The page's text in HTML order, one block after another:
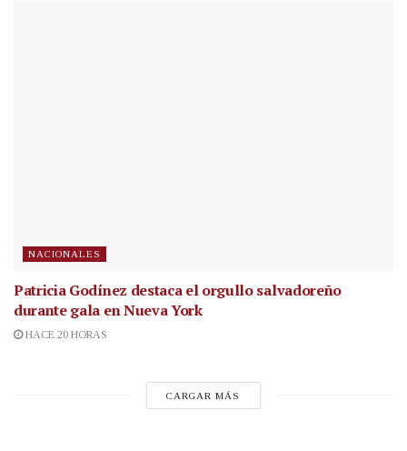
NACIONALES
Patricia Godínez destaca el orgullo salvadoreño
durante gala en Nueva York
HACE 20 HORAS
CARGAR MÁS